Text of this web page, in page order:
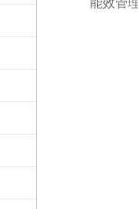
能效管理